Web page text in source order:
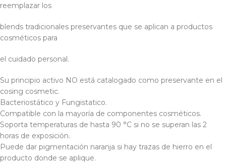
reemplazar los
blends tradicionales preservantes que se aplican a productos
cosméticos para
el cuidado personal.
Su principio activo NO está catalogado como preservante en el
cosing cosmetic.
Bacteriostático y Fungistatico.
Compatible con la mayoría de componentes cosméticos.
Soporta temperaturas de hasta 90 °C si no se superan las 2
horas de exposición.
Puede dar pigmentación naranja si hay trazas de hierro en el
producto donde se aplique.